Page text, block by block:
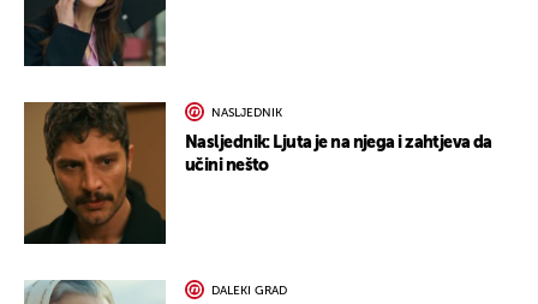
NASLJEDNIK
Nasljednik: Ljuta je na njega i zahtjeva da
učini nešto
DALEKI GRAD